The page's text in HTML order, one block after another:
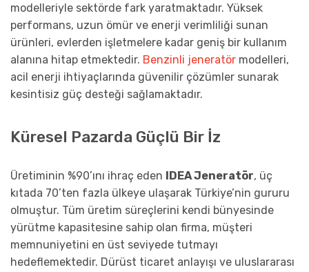
modelleriyle sektörde fark yaratmaktadır. Yüksek
performans, uzun ömür ve enerji verimliliği sunan
ürünleri, evlerden işletmelere kadar geniş bir kullanım
alanına hitap etmektedir. Benzinli jeneratör modelleri,
acil enerji ihtiyaçlarında güvenilir çözümler sunarak
kesintisiz güç desteği sağlamaktadır.
Küresel Pazarda Güçlü Bir İz
Üretiminin %90’ını ihraç eden IDEA Jeneratör, üç
kıtada 70’ten fazla ülkeye ulaşarak Türkiye’nin gururu
olmuştur. Tüm üretim süreçlerini kendi bünyesinde
yürütme kapasitesine sahip olan firma, müşteri
memnuniyetini en üst seviyede tutmayı
hedeflemektedir. Dürüst ticaret anlayışı ve uluslararası